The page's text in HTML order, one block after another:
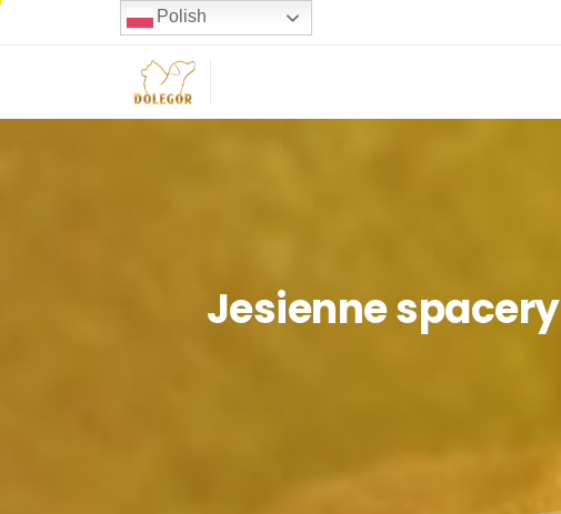
Jesiennespacery
Polish